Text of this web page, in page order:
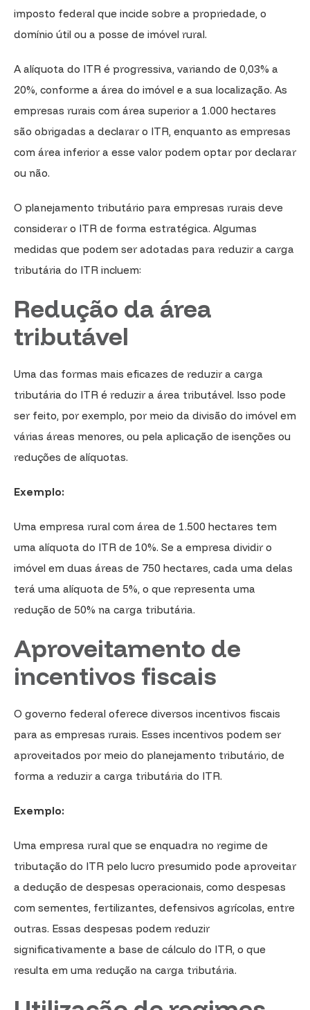
imposto federal que incide sobre a propriedade, o
domínio útil ou a posse de imóvel rural.
A alíquota do ITR é progressiva, variando de 0,03% a
20%, conforme a área do imóvel e a sua localização. As
empresas rurais com área superior a 1.000 hectares
são obrigadas a declarar o ITR, enquanto as empresas
com área inferior a esse valor podem optar por declarar
ou não.
O planejamento tributário para empresas rurais deve
considerar o ITR de forma estratégica. Algumas
medidas que podem ser adotadas para reduzir a carga
tributária do ITR incluem:
Redução da área
tributável
Uma das formas mais eficazes de reduzir a carga
tributária do ITR é reduzir a área tributável. Isso pode
ser feito, por exemplo, por meio da divisão do imóvel em
várias áreas menores, ou pela aplicação de isenções ou
reduções de alíquotas.
Exemplo:
Uma empresa rural com área de 1.500 hectares tem
uma alíquota do ITR de 10%. Se a empresa dividir o
imóvel em duas áreas de 750 hectares, cada uma delas
terá uma alíquota de 5%, o que representa uma
redução de 50% na carga tributária.
Aproveitamento de
incentivos fiscais
O governo federal oferece diversos incentivos fiscais
para as empresas rurais. Esses incentivos podem ser
aproveitados por meio do planejamento tributário, de
forma a reduzir a carga tributária do ITR.
Exemplo:
Uma empresa rural que se enquadra no regime de
tributação do ITR pelo lucro presumido pode aproveitar
a dedução de despesas operacionais, como despesas
com sementes, fertilizantes, defensivos agrícolas, entre
outras. Essas despesas podem reduzir
significativamente a base de cálculo do ITR, o que
resulta em uma redução na carga tributária.